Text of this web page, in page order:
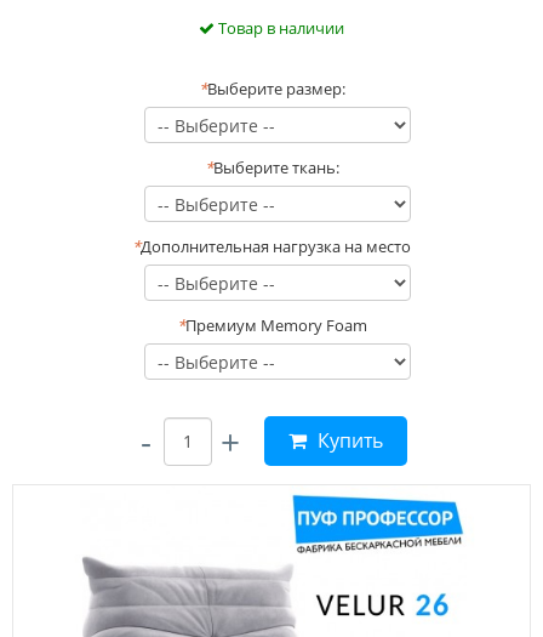
Товар в наличии
*Выберите размер:
*Выберите ткань:
*Дополнительная нагрузка на место
*Премиум Memory Foam
- + Купить